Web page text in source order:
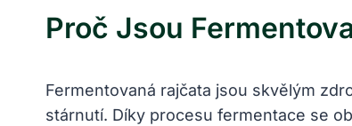
Proč Jsou
Fermentovaná rajčata jsou skvělým
stárnutí. Díky procesu fermentace se